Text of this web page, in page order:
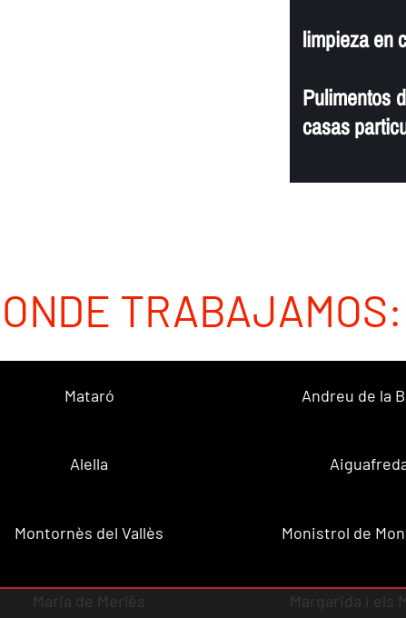
limpieza en
Pulimentos
casas
TRABAJAMOS:
Mataró Andreu de la
Alella
Montornès del Vallès Monistrol de
Maria de Merlès Margarida i els